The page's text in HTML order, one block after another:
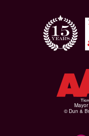
© Dun &